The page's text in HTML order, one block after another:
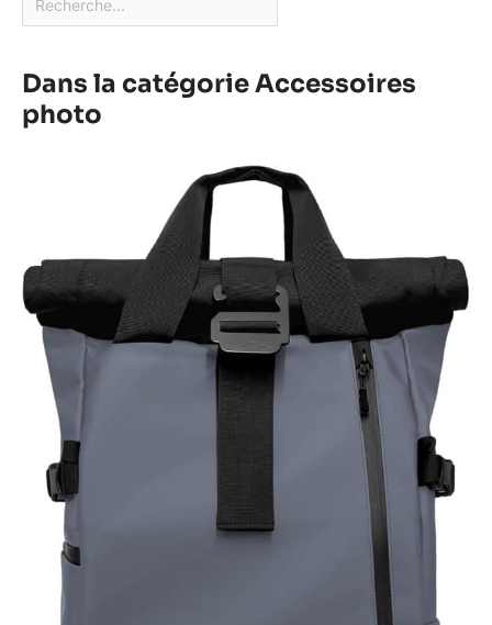
Dans la catégorie Accessoires
photo